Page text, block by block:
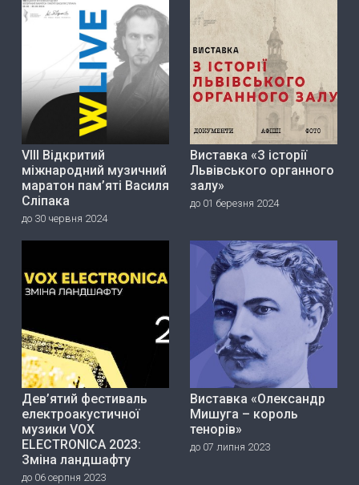
VIII Відкритий
міжнародний музичний
маратон пам’яті Василя
Сліпака
до 30 червня 2024
Виставка «З історії
Львівського органного
залу»
до 01 березня 2024
Дев’ятий фестиваль
електроакустичної
музики VOX
ELECTRONICA 2023:
Зміна ландшафту
до 06 серпня 2023
Виставка «Олександр
Мишуга – король
тенорів»
до 07 липня 2023